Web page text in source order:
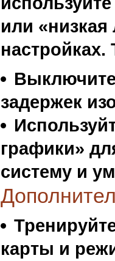
или «низкая
настройках.
задержек
графики»
систему и
карты и